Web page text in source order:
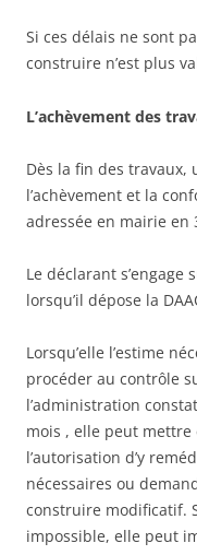
Si ces délais ne sont
construire n’est plus
L’achèvement des
Dès la fin des
l’achèvement et la
adressée en mairie en
Le déclarant
lorsqu’il dépose la
Lorsqu’elle l’estime
procéder au contrôle
l’administration
mois , elle peut
l’autorisation d’y
nécessaires ou
construire modificatif.
impossible, elle peut